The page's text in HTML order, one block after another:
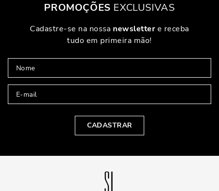
PROMOÇÕES EXCLUSIVAS
Cadastre-se na nossa newslettere receba
tudo em primeira mão!
CADASTRAR